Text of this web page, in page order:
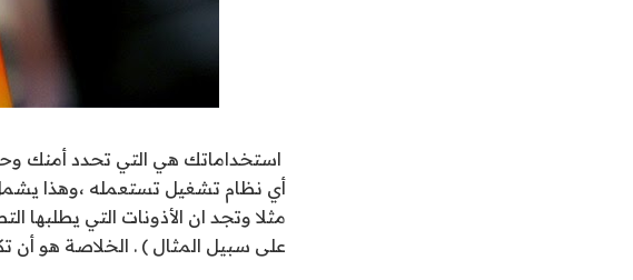
استخداماتك هي التي تحدد أمنك
أي نظام تشغيل تستعمله ،وهذا يشمل
مثلا وتجد ان الأذونات التي يطلبها
على سبيل المثال ) . الخلاصة هو